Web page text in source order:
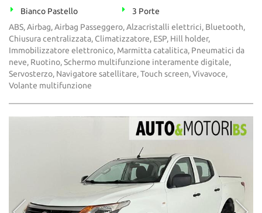
Bianco Pastello
3 Porte
ABS, Airbag, Airbag Passeggero, Alzacristalli elettrici, Bluetooth,
Chiusura centralizzata, Climatizzatore, ESP, Hill holder,
Immobilizzatore elettronico, Marmitta catalitica, Pneumatici da
neve, Ruotino, Schermo multifunzione interamente digitale,
Servosterzo, Navigatore satellitare, Touch screen, Vivavoce,
Volante multifunzione